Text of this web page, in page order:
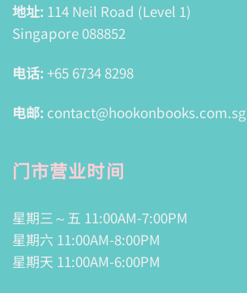
地址: 114 Neil Road (Level 1)
Singapore 088852
电话: +65 6734 8298
电邮: contact@hookonbooks.com.sg
门市营业时间
星期三～五 11:00AM-7:00PM
星期六 11:00AM-8:00PM
星期天 11:00AM-6:00PM